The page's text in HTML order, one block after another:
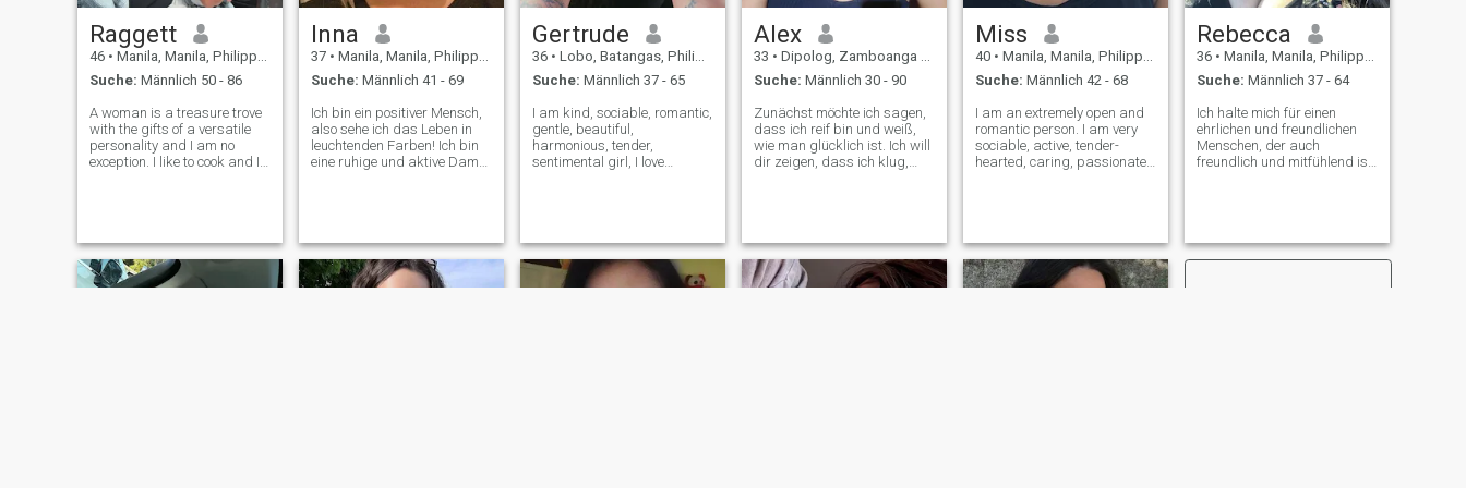
sein, ist immer meine oberste
Stufe.
Raggett
46 • Manila, Manila, Philippinen
Suche: Männlich 50 - 86
A woman is a treasure trove
with the gifts of a versatile
personality and I am no
exception. I like to cook and I
nice it is to lie in bed with
Inna
37 • Manila, Manila, Philippinen
Suche: Männlich 41 - 69
Ich bin ein positiver Mensch,
also sehe ich das Leben in
leuchtenden Farben! Ich bin
eine ruhige und aktive Dame.
Fähigkeiten in allem zu
entwickeln. Gesellig, ich liebe
Menschen, Natur, schönes
und leckeres Essen, ich
Gertrude
36 • Lobo, Batangas, Philippinen
Suche: Männlich 37 - 65
I am kind, sociable, romantic,
gentle, beautiful,
harmonious, tender,
sentimental girl, I love
passionate lover, the best
friend, the best comfo
Alex
33 • Dipolog, Zamboanga del Norte, Philippinen
Suche: Männlich 30 - 90
Zunächst möchte ich sagen,
dass ich reif bin und weiß,
wie man glücklich ist. Ich will
dir zeigen, dass ich klug,
wie ich den Rest meines
Lebens verbringen will. Ich
träume davon, eine
glückliche Familie zu
Miss
40 • Manila, Manila, Philippinen
Suche: Männlich 42 - 68
I am an extremely open and
romantic person. I am very
sociable, active, tender-
hearted, caring, passionate.
unconditionally, passionately
and fa
Rebecca
36 • Manila, Manila, Philippinen
Suche: Männlich 37 - 64
Ich halte mich für einen
ehrlichen und freundlichen
Menschen, der auch
freundlich und mitfühlend ist.
verändern. Ich bin eine sehr
romantische Dame, die